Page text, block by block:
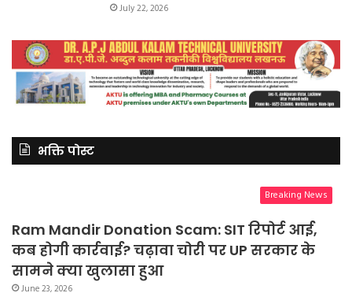
July 22, 2026
भक्ति पोस्ट
Breaking News
Ram Mandir Donation Scam: SIT रिपोर्ट आई,
कब होगी कार्रवाई? चढ़ावा चोरी पर UP सरकार के
सामने क्या खुलासा हुआ
June 23, 2026